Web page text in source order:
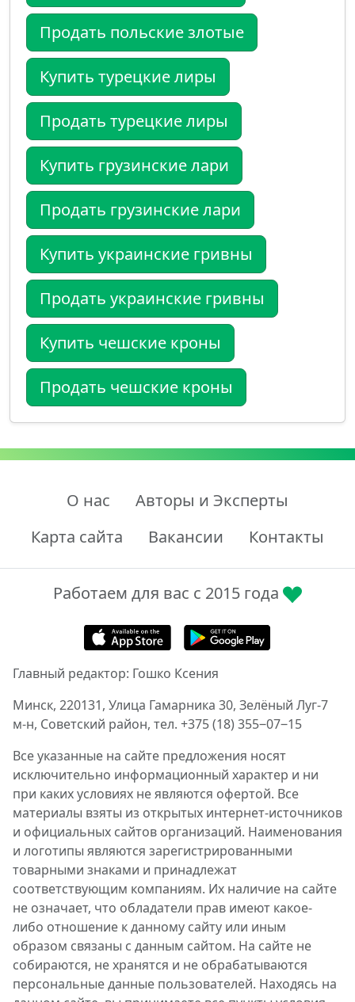
Продать польские злотые
Купить турецкие лиры
Продать турецкие лиры
Купить грузинские лари
Продать грузинские лари
Купить украинские гривны
Продать украинские гривны
Купить чешские кроны
Продать чешские кроны
О нас
Авторы и Эксперты
Карта сайта
Вакансии Контакты
Работаем для вас с 2015 года
Главный редактор: Гошко Ксения
Минск, 220131, Улица Гамарника 30, Зелёный Луг-7
м-н, Советский район, тел. +375 (18) 355‒07‒15
Все указанные на сайте предложения носят
исключительно информационный характер и ни
при каких условиях не являются офертой. Все
материалы взяты из открытых интернет-источников
и официальных сайтов организаций. Наименования
и логотипы являются зарегистрированными
товарными знаками и принадлежат
соответствующим компаниям. Их наличие на сайте
не означает, что обладатели прав имеют какое-
либо отношение к данному сайту или иным
образом связаны с данным сайтом. На сайте не
собираются, не хранятся и не обрабатываются
персональные данные пользователей. Находясь на